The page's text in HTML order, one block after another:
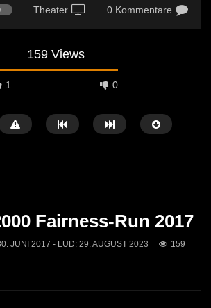
Theater 0 Kommentare
159 Views
1 0
– Ein Jubiläum
JUNI 2026
ECHTZEIT-TV
1.
Fairness-Run 2017
JUNI 2017 - LUD: 29. AUGUST 2023
159